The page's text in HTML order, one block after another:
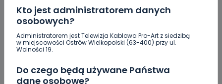
Kto jest administratorem danych
osobowych?
Administratorem jest Telewizja Kablowa Pro-Art z siedzibą
w miejscowości Ostrów Wielkopolski (63-400) przy ul.
Wolności 19.
Do czego będą używane Państwa
dane osobowe?
ZOBACZ TAKŻE
06.08.2026 14:22
umowę na…